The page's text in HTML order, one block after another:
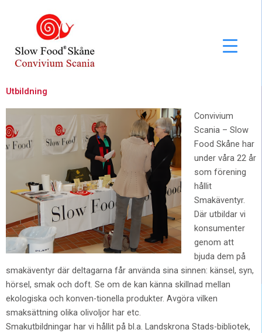
Utbildning
Convivium
Scania – Slow
Food Skåne har
under våra 22 år
som förening
hållit
Smakäventyr.
Där utbildar vi
konsumenter
genom att
bjuda dem på
smakäventyr där deltagarna får använda sina sinnen: känsel, syn,
hörsel, smak och doft. Se om de kan känna skillnad mellan
ekologiska och konven-tionella produkter. Avgöra vilken
smaksättning olika olivoljor har etc.
Smakutbildningar har vi hållit på bl.a. Landskrona Stads-bibliotek,